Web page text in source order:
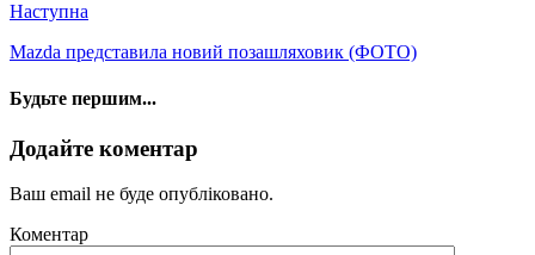
Наступна
Mazda представила новий позашляховик (ФОТО)
Будьте першим...
Додайте коментар
Ваш email не буде опубліковано.
Коментар